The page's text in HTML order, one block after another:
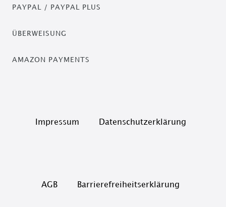
PAYPAL / PAYPAL PLUS
ÜBERWEISUNG
AMAZON PAYMENTS
Impressum Daten­schutz­erklärung
AGB Barrierefreiheitserklärung